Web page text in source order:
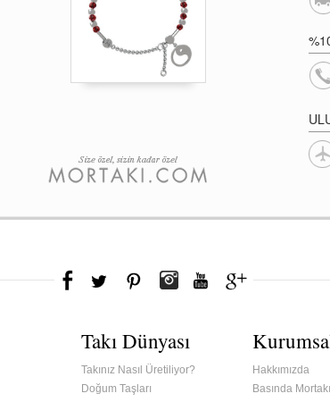
Takı Dünyası
Takınız Nasıl Üretiliyor?
Doğum Taşları
Hakkımızda
Basında Mortakı